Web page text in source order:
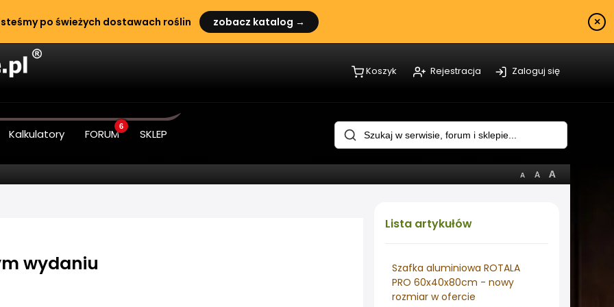
po świeżych dostawach roślin zobacz katalog → ×
Koszyk Rejestracja Zaloguj się
Kalkulatory FORUM
6
SKLEP
Lista artykułów
Szafka aluminiowa ROTALA
PRO 60x40x80cm - nowy
rozmiar w ofercie
wydaniu